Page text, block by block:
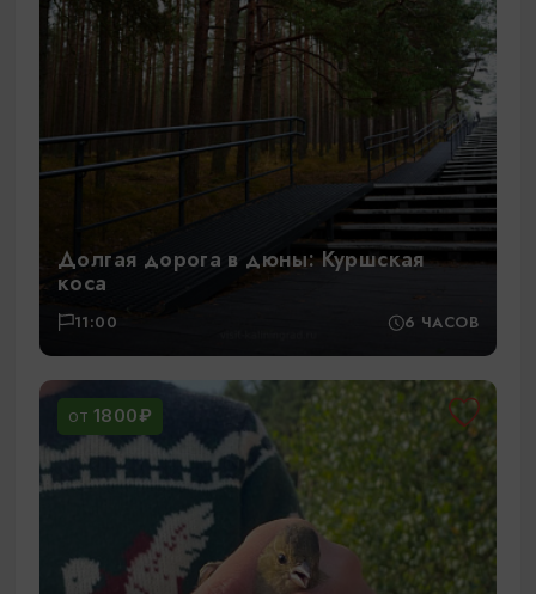
Долгая дорога в дюны: Куршская
коса
11:00 6 ЧАСОВ
ОТ 1800₽